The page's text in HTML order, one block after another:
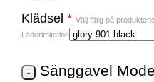
Klädsel * Välj färg på
Läderimitation
Sänggavel